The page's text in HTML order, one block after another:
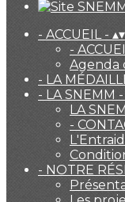
- ACCUEIL - ▴▾
-
Agenda
- LA
- LA SNEMM -
LA
-
- NOTRE